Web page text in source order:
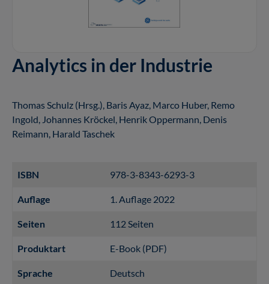
Analytics in der Industrie
Thomas Schulz (Hrsg.), Baris Ayaz, Marco Huber, Remo
Ingold, Johannes Kröckel, Henrik Oppermann, Denis
Reimann, Harald Taschek
ISBN 978-3-8343-6293-3
Auflage 1. Auflage 2022
Seiten 112 Seiten
Produktart E-Book (PDF)
Sprache Deutsch